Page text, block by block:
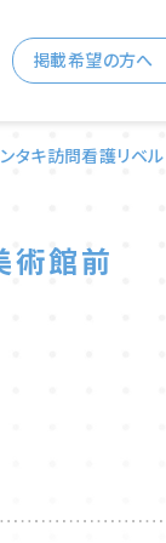
掲載希望の方へ
タキ訪問看護リベ
術館前